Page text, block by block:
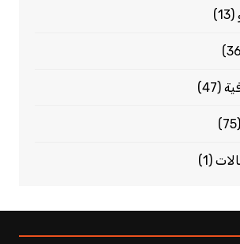
(13)
(47)
(1)